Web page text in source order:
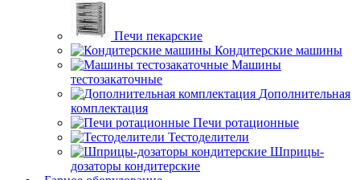
Печи пекарские
Кондитерские машины
Машины
тестозакаточные
Дополнительная
комплектация
Печи ротационные
Тестоделители
Шприцы-
дозаторы кондитерские